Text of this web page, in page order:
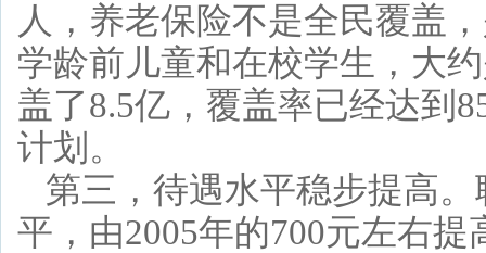
人，养老保险不是全民覆盖
学龄前儿童和在校学生，大
盖了8.5亿，覆盖率已经达到
计划。
第三，待遇水平稳步提高
平，由2005年的700元左右提